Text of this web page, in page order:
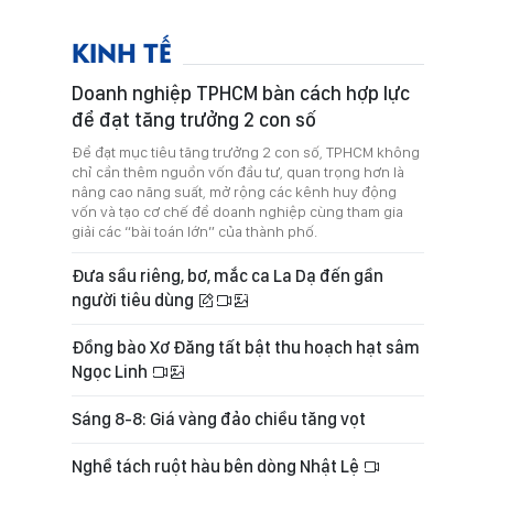
KINH TẾ
Doanh nghiệp TPHCM bàn cách hợp lực
để đạt tăng trưởng 2 con số
Để đạt mục tiêu tăng trưởng 2 con số, TPHCM không
chỉ cần thêm nguồn vốn đầu tư, quan trọng hơn là
nâng cao năng suất, mở rộng các kênh huy động
vốn và tạo cơ chế để doanh nghiệp cùng tham gia
giải các “bài toán lớn” của thành phố.
Đưa sầu riêng, bơ, mắc ca La Dạ đến gần
người tiêu dùng
Đồng bào Xơ Đăng tất bật thu hoạch hạt sâm
Ngọc Linh
Sáng 8-8: Giá vàng đảo chiều tăng vọt
Nghề tách ruột hàu bên dòng Nhật Lệ